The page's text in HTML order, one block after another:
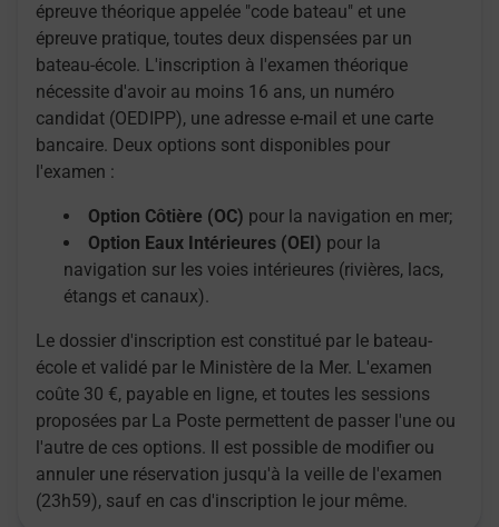
épreuve théorique appelée "code bateau" et une
épreuve pratique, toutes deux dispensées par un
bateau-école. L'inscription à l'examen théorique
nécessite d'avoir au moins 16 ans, un numéro
candidat (OEDIPP), une adresse e-mail et une carte
bancaire. Deux options sont disponibles pour
l'examen :
Option Côtière (OC) pour la navigation en mer;
Option Eaux Intérieures (OEI) pour la
navigation sur les voies intérieures (rivières, lacs,
étangs et canaux).
Le dossier d'inscription est constitué par le bateau-
école et validé par le Ministère de la Mer. L'examen
coûte 30 €, payable en ligne, et toutes les sessions
proposées par La Poste permettent de passer l'une ou
l'autre de ces options. Il est possible de modifier ou
annuler une réservation jusqu'à la veille de l'examen
(23h59), sauf en cas d'inscription le jour même.